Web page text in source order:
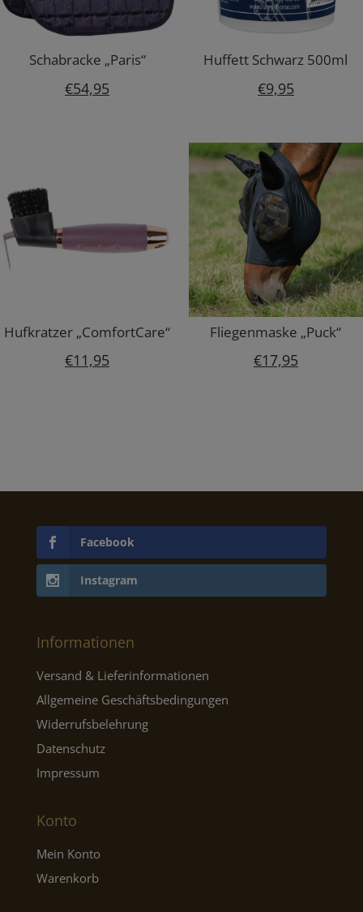
Schabracke „Paris“
€54,95
Huffett Schwarz 500ml
€9,95
Hufkratzer „ComfortCare“
€11,95
Fliegenmaske „Puck“
€17,95
Facebook
Instagram
Informationen
Versand & Lieferinformationen
Allgemeine Geschäftsbedingungen
Widerrufsbelehrung
Datenschutz
Impressum
Konto
Mein Konto
Warenkorb